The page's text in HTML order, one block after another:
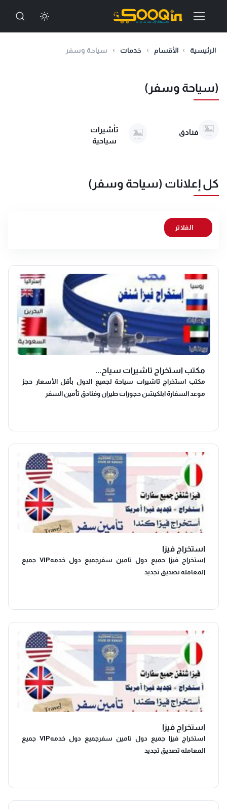
الرئيسية الأقسام خدمات سياحة وسفر
(سياحة وسفر)
فنادق
تأشيرات
سياحية
كل إعلانات (سياحة وسفر)
الفلاتر
مكتب استخراج تاشيرات سياح...
مكتب استخراج تاشيرات سياحة لجميع الدول بأقل الأسعار حجز
موعد السفارة ابلكيشن حجوزات طيران وفنادق تأمين السفر
استخراج فيزا
استخراج فيزا جميع دول تامين سفرجميع دول خدمهVIP جميع
المعامله تصديق تجديد
استخراج فيزا
استخراج فيزا جميع دول تامين سفرجميع دول خدمهVIP جميع
المعامله تصديق تجديد